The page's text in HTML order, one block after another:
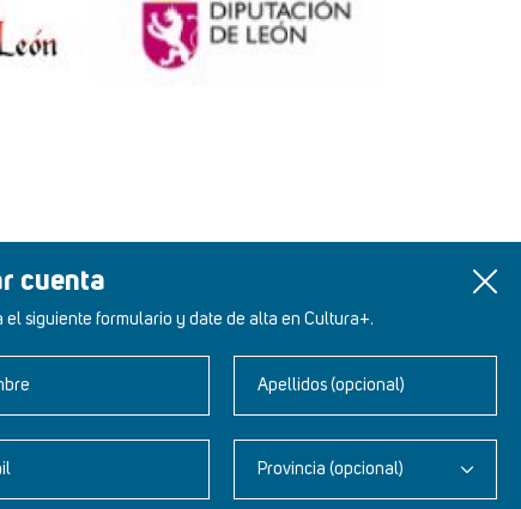
cuenta
el siguiente formulario y date de alta en Cultura+.
Apellidos (opcional)
Provincia (opcional)